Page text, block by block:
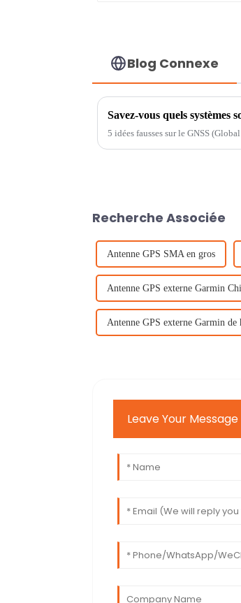
Blog Connexe
Savez-vous quels systèmes
5 idées fausses sur le GNSS
Recherche Associée
Antenne GPS SMA en gros
Antenne GPS externe Garmin
Antenne GPS externe Garmin de
Leave Your Message